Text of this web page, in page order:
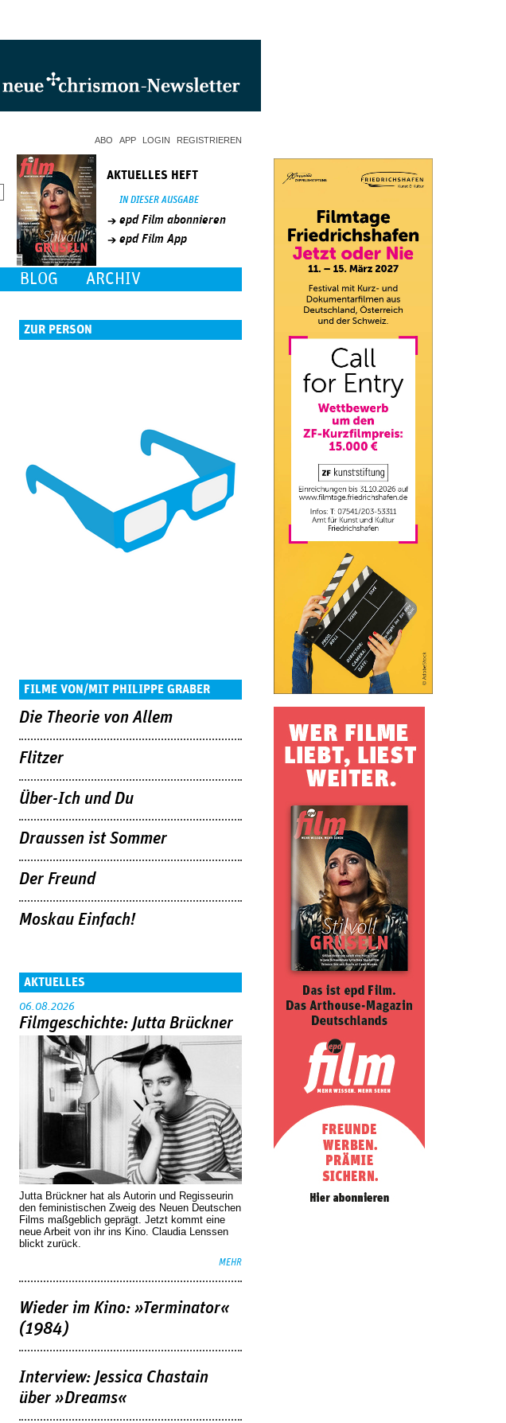
ABO APP LOGIN REGISTRIEREN
AKTUELLES HEFT
IN DIESER AUSGABE
epd Film abonnieren
epd Film App
BLOG ARCHIV
ZUR PERSON
FILME VON/MIT PHILIPPE GRABER
Die Theorie von Allem
Flitzer
Über-Ich und Du
Draussen ist Sommer
Der Freund
Moskau Einfach!
AKTUELLES
06.08.2026
Filmgeschichte: Jutta Brückner
Jutta Brückner hat als Autorin und Regisseurin
den feministischen Zweig des Neuen Deutschen
Films maßgeblich geprägt. Jetzt kommt eine
neue Arbeit von ihr ins Kino. Claudia Lenssen
blickt zurück.
MEHR
Wieder im Kino: »Terminator«
(1984)
Interview: Jessica Chastain
über »Dreams«